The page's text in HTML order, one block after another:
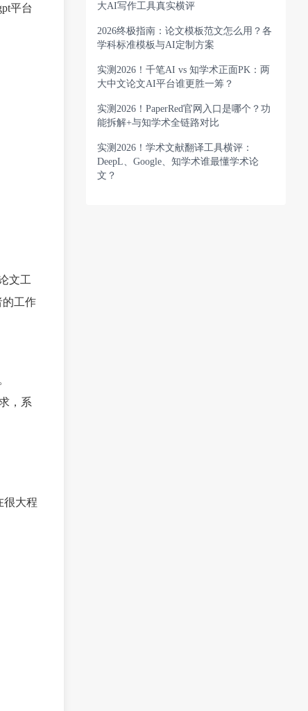
平台
文工
的工作
，系
很大程
大AI写作工具真实横评
2026终极指南：论文模板范文怎么用？各
学科标准模板与AI定制方案
实测2026！千笔AI vs 知学术正面PK：两
大中文论文AI平台谁更胜一筹？
实测2026！PaperRed官网入口是哪个？功
能拆解+与知学术全链路对比
实测2026！学术文献翻译工具横评：
DeepL、Google、知学术谁最懂学术论
文？